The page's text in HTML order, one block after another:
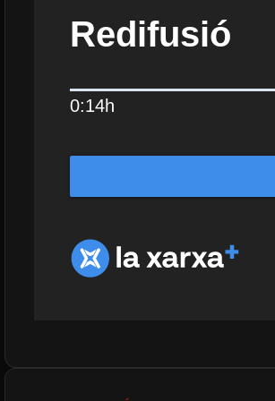
Redifusió
0:14h